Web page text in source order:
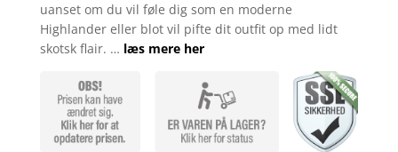
uanset om du vil føle dig som en moderne
Highlander eller blot vil pifte dit outfit op med lidt
skotsk flair. … læs mere her